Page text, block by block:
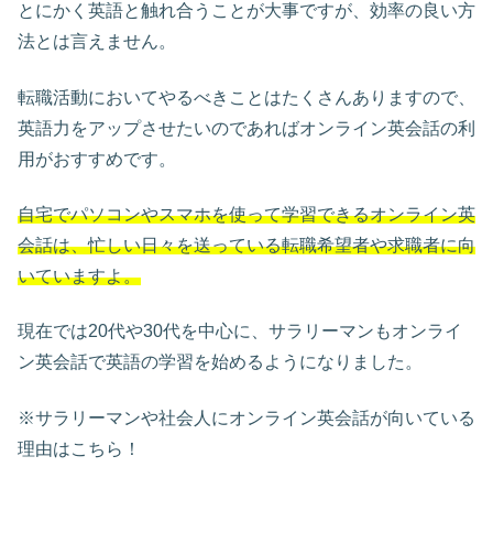
とにかく英語と触れ合うことが大事ですが、効率の良い方
法とは言えません。
転職活動においてやるべきことはたくさんありますので、
英語力をアップさせたいのであればオンライン英会話の利
用がおすすめです。
自宅でパソコンやスマホを使って学習できるオンライン英
会話は、忙しい日々を送っている転職希望者や求職者に向
いていますよ。
現在では20代や30代を中心に、サラリーマンもオンライ
ン英会話で英語の学習を始めるようになりました。
※サラリーマンや社会人にオンライン英会話が向いている
理由はこちら！